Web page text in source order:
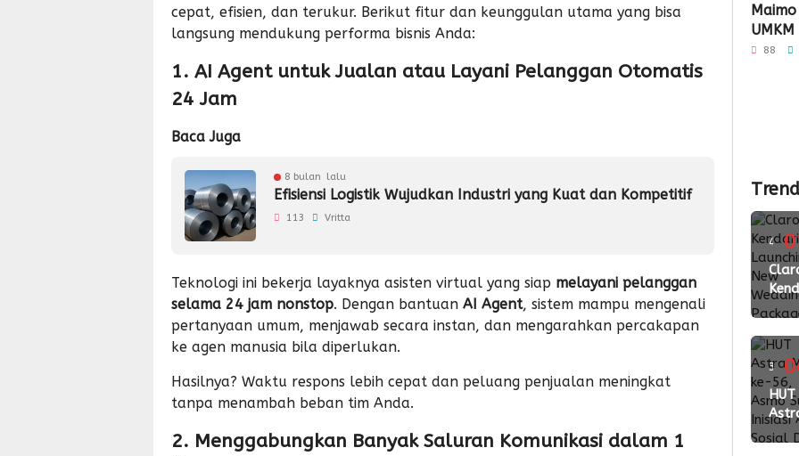
cepat, efisien, dan terukur. Berikut fitur dan keunggulan utama yang bisa
langsung mendukung performa bisnis Anda:
1. AI Agent untuk Jualan atau Layani Pelanggan Otomatis
24 Jam
Baca Juga
8 bulan lalu
Efisiensi Logistik Wujudkan Industri yang Kuat dan Kompetitif
113 Vritta
Teknologi ini bekerja layaknya asisten virtual yang siap melayani pelanggan
selama 24 jam nonstop. Dengan bantuan AI Agent, sistem mampu mengenali
pertanyaan umum, menjawab secara instan, dan mengarahkan percakapan
ke agen manusia bila diperlukan.
Hasilnya? Waktu respons lebih cepat dan peluang penjualan meningkat
tanpa menambah beban tim Anda.
2. Menggabungkan Banyak Saluran Komunikasi dalam 1
88
4
lalu
2026,
3
lalu
HUT